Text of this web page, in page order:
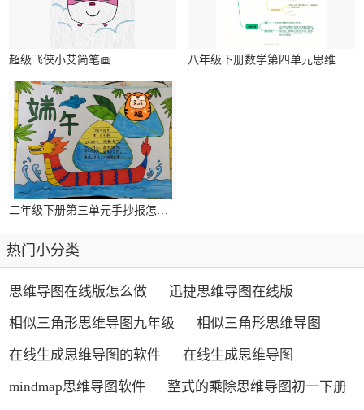
超级飞侠小艾简笔画 八年级下册数学第四单元思维导图
二年级下册第三单元手抄报怎么画
热门小分类
思维导图在线版怎么做 迅捷思维导图在线版
相似三角形思维导图九年级 相似三角形思维导图
在线生成思维导图的软件 在线生成思维导图
mindmap思维导图软件 整式的乘除思维导图初一下册